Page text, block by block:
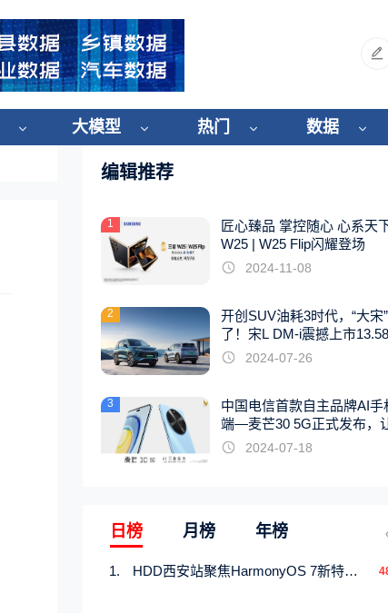
大模型 热门 数据
编辑推荐
1
匠心臻品 掌控随心 心系天
W25 | W25 Flip闪耀登场
2024-11-08
2
开创SUV油耗3时代，“大宋
了！宋L DM-i震撼上市
起
2024-07-26
3
中国电信首款自主品牌AI手
端—麦芒30 5G正式发布，
触手可及2024-07-18
日榜 月榜 年榜
HDD西安站聚焦HarmonyOS 7新特性，解锁从互联到智能的应用开发新范式